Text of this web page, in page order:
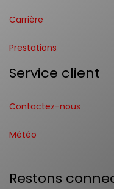
Carrière
Prestations
Service client
Contactez-nous
Météo
Restons